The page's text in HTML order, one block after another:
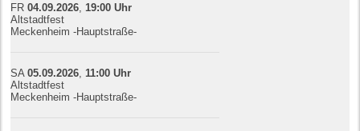
FR04.09.2026 19:00 Uhr
Altstadtfest
Meckenheim -Hauptstraße-
SA05.09.2026 11:00 Uhr
Altstadtfest
Meckenheim -Hauptstraße-